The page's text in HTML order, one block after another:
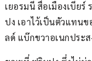
เยอรมนี สื่อเมืองเบียร์
ปง เอาไว้เป็นตัวแทน
ลด์ แบ๊กขวาอเนกประ